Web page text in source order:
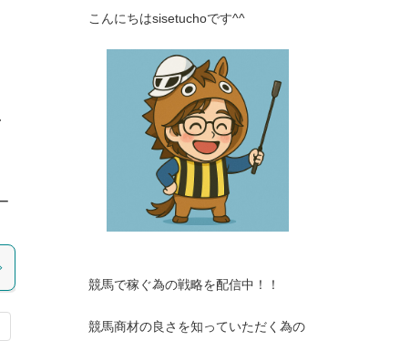
こんにちはsisetuchoです^^
競馬で稼ぐ為の戦略を配信中！！
競馬商材の良さを知っていただく為の